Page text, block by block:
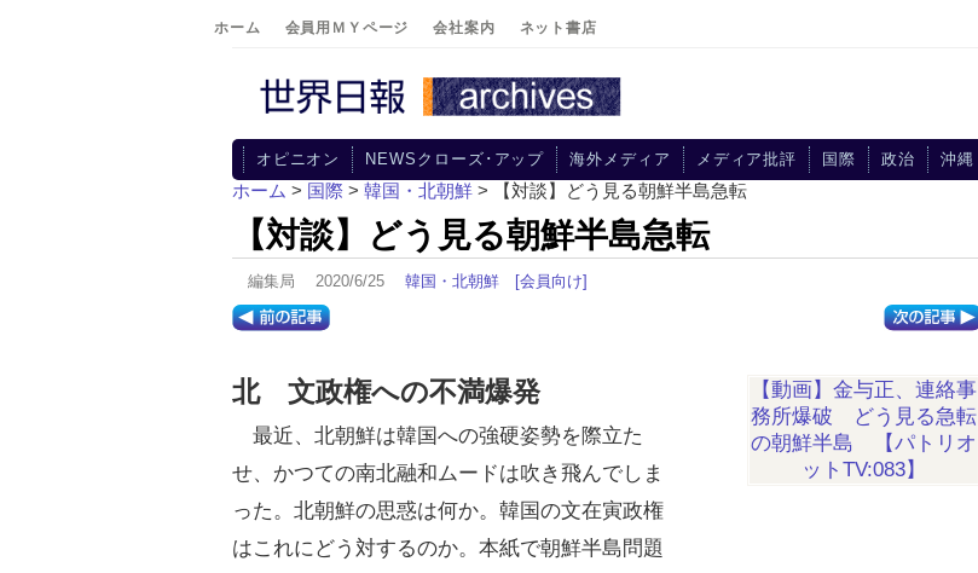
ホーム 会員用ＭＹページ 会社案内 ネット書店
オピニオン NEWSクローズ･アップ 海外メディア メディア批評 国際 政治 沖縄
ホーム > 国際 > 韓国・北朝鮮 > 【対談】どう見る朝鮮半島急転
【対談】どう見る朝鮮半島急転
編集局 2020/6/25 韓国・北朝鮮 [会員向け]
【動画】金与正、連絡事
務所爆破 どう見る急転
の朝鮮半島 【パトリオ
ットTV:083】
北 文政権への不満爆発
最近、北朝鮮は韓国への強硬姿勢を際立た
せ、かつての南北融和ムードは吹き飛んでしま
った。北朝鮮の思惑は何か。韓国の文在寅政権
はこれにどう対するのか。本紙で朝鮮半島問題